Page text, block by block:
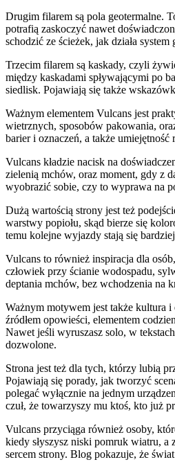
Drugim filarem są pola geotermalne.
potrafią zaskoczyć nawet
schodzić ze ścieżek, jak działa
Trzecim filarem są kaskady, czyli
między kaskadami spływającymi po
siedlisk. Pojawiają się także
Ważnym elementem Vulcans jest
wietrznych, sposobów pakowania,
barier i oznaczeń, a także
Vulcans kładzie nacisk na
zielenią mchów, oraz moment, gdy z
wyobrazić sobie, czy to wyprawa na
Dużą wartością strony jest też
warstwy popiołu, skąd bierze się
temu kolejne wyjazdy stają się
Vulcans to również inspiracja dla
człowiek przy ścianie wodospadu,
deptania mchów, bez wchodzenia na
Ważnym motywem jest także kultura
źródłem opowieści, elementem
Nawet jeśli wyruszasz solo, w
dozwolone.
Strona jest też dla tych, którzy lubią
Pojawiają się porady, jak tworzyć
polegać wyłącznie na jednym
czuł, że towarzyszy mu ktoś, kto już
Vulcans przyciąga również osoby,
kiedy słyszysz niski pomruk wiatru, a
sercem strony. Blog pokazuje, że